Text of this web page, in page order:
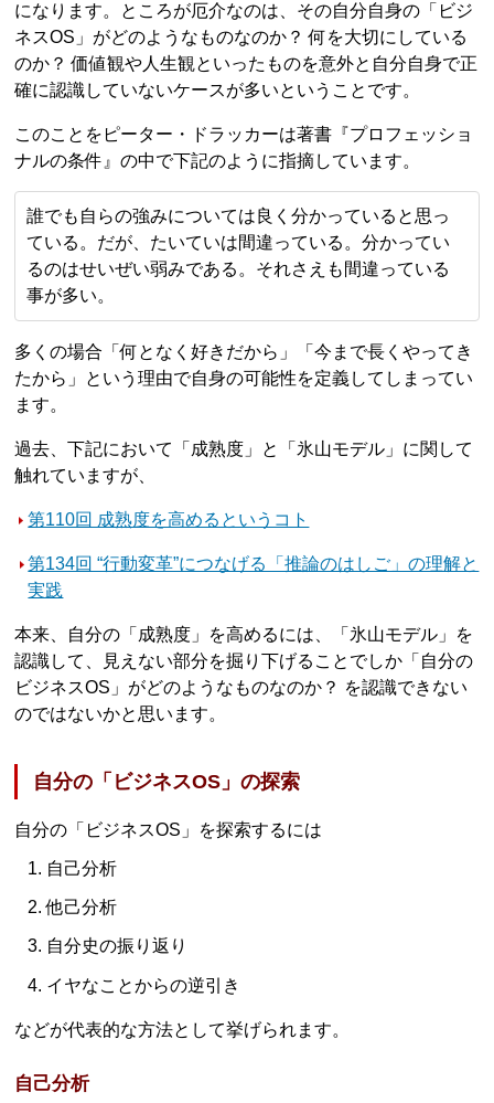
になります。ところが厄介なのは、その自分自身の「ビジ
ネスOS」がどのようなものなのか？ 何を大切にしている
のか？ 価値観や人生観といったものを意外と自分自身で正
確に認識していないケースが多いということです。
このことをピーター・ドラッカーは著書『プロフェッショ
ナルの条件』の中で下記のように指摘しています。
誰でも自らの強みについては良く分かっていると思っ
ている。だが、たいていは間違っている。分かってい
るのはせいぜい弱みである。それさえも間違っている
事が多い。
多くの場合「何となく好きだから」「今まで長くやってき
たから」という理由で自身の可能性を定義してしまってい
ます。
過去、下記において「成熟度」と「氷山モデル」に関して
触れていますが、
第110回 成熟度を高めるというコト
第134回 “行動変革”につなげる「推論のはしご」の理解と
実践
本来、自分の「成熟度」を高めるには、「氷山モデル」を
認識して、見えない部分を掘り下げることでしか「自分の
ビジネスOS」がどのようなものなのか？ を認識できない
のではないかと思います。
自分の「ビジネスOS」の探索
自分の「ビジネスOS」を探索するには
自己分析
他己分析
自分史の振り返り
イヤなことからの逆引き
などが代表的な方法として挙げられます。
自己分析